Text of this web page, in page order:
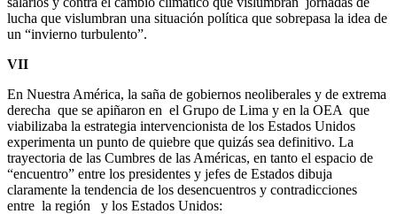
lucha que vislumbran una situación política que sobrepasa la idea de
un “invierno turbulento”.
VII
En Nuestra América, la saña de gobiernos neoliberales y de extrema
derecha que se apiñaron en el Grupo de Lima y en la OEA que
viabilizaba la estrategia intervencionista de los Estados Unidos
experimenta un punto de quiebre que quizás sea definitivo. La
trayectoria de las Cumbres de las Américas, en tanto el espacio de
“encuentro” entre los presidentes y jefes de Estados dibuja
claramente la tendencia de los desencuentros y contradicciones
entre la región y los Estados Unidos: